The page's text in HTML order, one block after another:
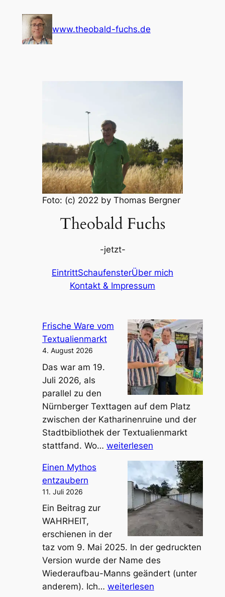
Inhalt
springen
www.theobald-fuchs.de
Foto: (c) 2022 by Thomas Bergner
Theobald Fuchs
-jetzt-
EintrittSchaufensterÜber mich
Kontakt & Impressum
Frische Ware vom
Textualienmarkt
4. August 2026
Das war am 19.
Juli 2026, als
parallel zu den
Nürnberger Texttagen auf dem Platz
zwischen der Katharinenruine und der
Stadtbibliothek der Textualienmarkt
stattfand. Wo… F
W
a
r
e
v
weiterlesen
Einen Mythos
entzaubern
11. Juli 2026
Ein Beitrag zur
WAHRHEIT,
erschienen in der
taz vom 9. Mai 2025. In der gedruckten
Version wurde der Name des
Wiederaufbau-Manns geändert (unter
anderem). Ich… E
weiterlesen